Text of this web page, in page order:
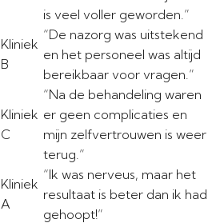
is veel voller geworden.”
Kliniek
B
“De nazorg was uitstekend
en het personeel was altijd
bereikbaar voor vragen.”
Kliniek
C
“Na de behandeling waren
er geen complicaties en
mijn zelfvertrouwen is weer
terug.”
Kliniek
A
“Ik was nerveus, maar het
resultaat is beter dan ik had
gehoopt!”